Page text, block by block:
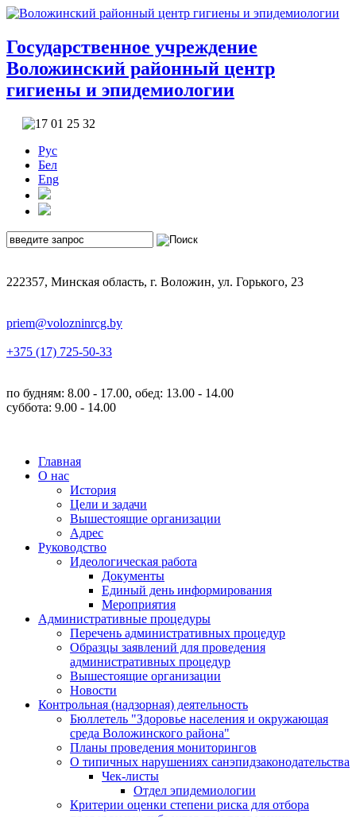
Государственное учреждение
Воложинский районный центр
гигиены и эпидемиологии
Рус
Бел
Eng
222357, Минская область, г. Воложин, ул. Горького, 23
priem@volozninrcg.by
+375 (17) 725-50-33
по будням: 8.00 - 17.00, обед: 13.00 - 14.00
суббота: 9.00 - 14.00
Главная
О нас
История
Цели и задачи
Вышестоящие организации
Адрес
Руководство
Идеологическая работа
Документы
Единый день информирования
Мероприятия
Административные процедуры
Перечень административных процедур
Образцы заявлений для проведения
административных процедур
Вышестоящие организации
Новости
Контрольная (надзорная) деятельность
Бюллетель "Здоровье населения и окружающая
среда Воложинского района"
Планы проведения мониторингов
О типичных нарушениях санэпидзаконодательства
Чек-листы
Отдел эпидемиологии
Критерии оценки степени риска для отбора